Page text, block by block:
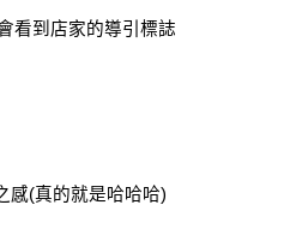
看到店家的導引標誌
感(真的就是哈哈哈)